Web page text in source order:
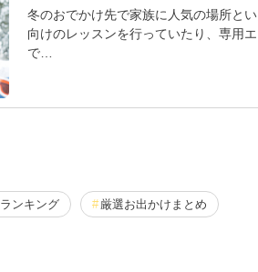
冬のおでかけ先で家族に人気の場所と
向けのレッスンを行っていたり、専用
で…
ランキング 厳選お出かけまとめ